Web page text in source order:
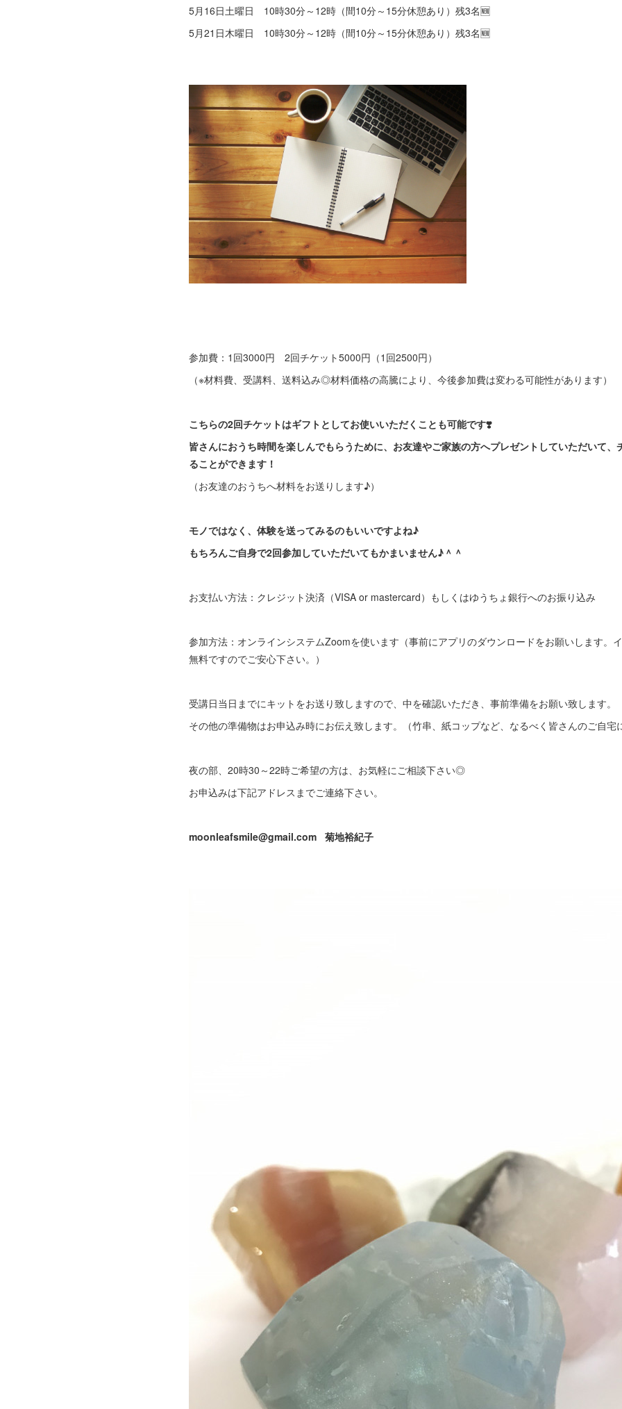
5月16日土曜日 10時30分～12時（間10分～15分休憩あり）残3名🆕
5月21日木曜日 10時30分～12時（間10分～15分休憩あり）残3名🆕
参加費：1回3000円 2回チケット5000円（1回2500円）
（※材料費、受講料、送料込み◎材料価格の高騰により、今後参加費は変わる可能性があります）
こちらの2回チケットはギフトとしてお使いいただくことも可能です❣️
皆さんにおうち時間を楽しんでもらうために、お友達やご家族の方へプレゼントしていただいて、
ることができます！
（お友達のおうちへ材料をお送りします♪）
モノではなく、体験を送ってみるのもいいですよね♪
もちろんご自身で2回参加していただいてもかまいません♪＾＾
お支払い方法：クレジット決済（VISA or mastercard）もしくはゆうちょ銀行へのお振り込み
参加方法：オンラインシステムZoomを使います（事前にアプリのダウンロードをお願いします。
無料ですのでご安心下さい。）
受講日当日までにキットをお送り致しますので、中を確認いただき、事前準備をお願い致します。
その他の準備物はお申込み時にお伝え致します。（竹串、紙コップなど、なるべく皆さんのご自宅
夜の部、20時30～22時ご希望の方は、お気軽にご相談下さい◎
お申込みは下記アドレスまでご連絡下さい。
moonleafsmile@gmail.com 菊地裕紀子